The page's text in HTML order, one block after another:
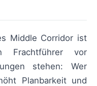
Middle Corridor ist
Frachtführer vor
stehen: Wer
Planbarkeit und